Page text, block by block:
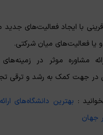
با ایجاد فعالیت‌های
یا فعالیت‌های میان شرکتی.
مشاوره موثر در
در جهت کمک به رشد و ترقی
: بهترین دانشگاه‌های